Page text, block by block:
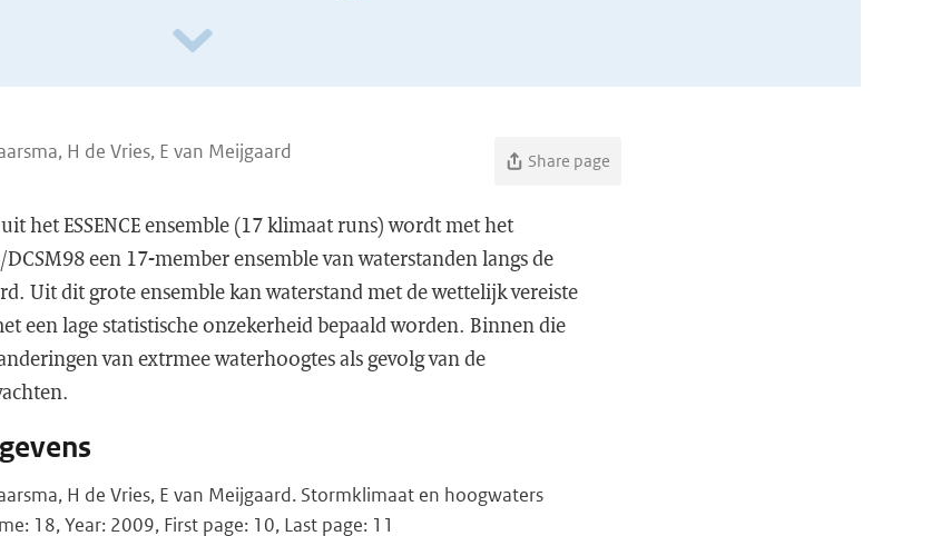
H de Vries, E van Meijgaard Share page
het ESSENCE ensemble (17 klimaat runs) wordt met het
een 17-member ensemble van waterstanden langs de
Uit dit grote ensemble kan waterstand met de wettelijk vereiste
een lage statistische onzekerheid bepaald worden. Binnen die
van extrmee waterhoogtes als gevolg van de
H de Vries, E van Meijgaard. Stormklimaat en hoogwaters
18, Year: 2009, First page: 10, Last page: 11